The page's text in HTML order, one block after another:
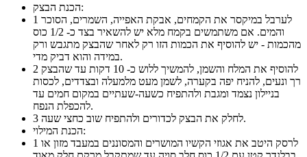
הכנת הבצק:
1
והמים. אם משתמשים בקמח מלא יש להשאיר בצד כ- 1/2 כוס
מהכמות - יש להוסיף את הכמות הזו רק לאחר שהבצק מתגבש ורק
במידה והוא דביק מדי.
2
רך ונעים, להניח יפה בקערה, לשמן מעט מלמעלה ובצדדים, לכסות
בניילון נצמד ומגבת ולהתפיח כשעה-שעתיים במקום חמים עד
להכפלת הנפח.
3
לחלק את הבצק לכדורים ולהתפיח שוב כחצי שעה.
הכנת המילוי:
1